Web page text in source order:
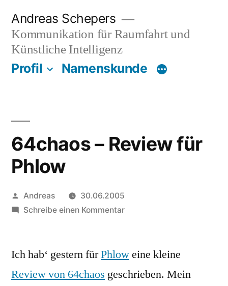
Inhalt
springen
Andreas Schepers
Kommunikation für Raumfahrt und
Künstliche Intelligenz
Profil Namenskunde
64chaos – Review für
Phlow
Veröffentlicht
von
Andreas
30.06.2005
Schreibe einen Kommentarzu
Review
Phlow
Ich hab‘ gestern fürPhloweine kleine
Review von 64chaos geschrieben. Mein